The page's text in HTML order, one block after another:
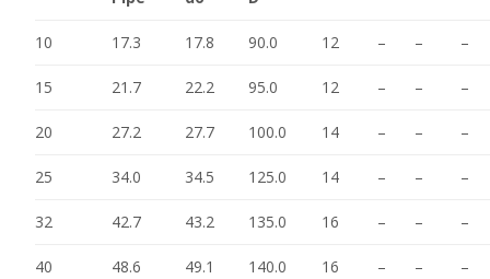
10 17.3 17.8 90.0 12 – – –
15 21.7 22.2 95.0 12 – – –
20 27.2 27.7 100.0 14 – – –
25 34.0 34.5 125.0 14 – – –
32 42.7 43.2 135.0 16 – – –
40 48.6 49.1 140.0 16 – – –